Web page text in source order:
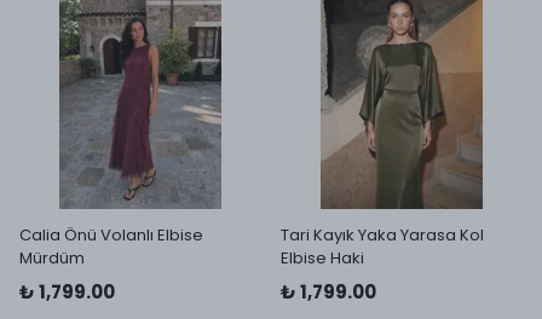
Calia Önü Volanlı Elbise
Mürdüm
₺ 1,799.00
Tari Kayık Yaka Yarasa Kol
Elbise Haki
₺ 1,799.00